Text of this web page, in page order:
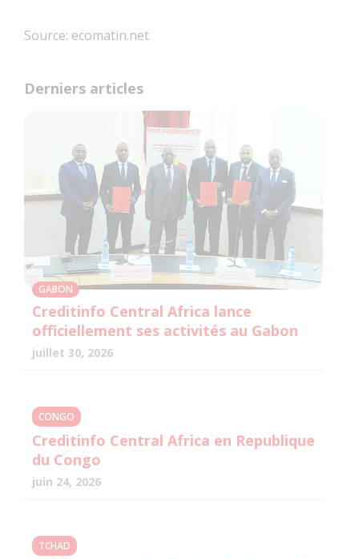
Source: ecomatin.net
Derniers articles
GABON
Creditinfo Central Africa lance
officiellement ses activités au Gabon
juillet 30, 2026
CONGO
Creditinfo Central Africa en Republique
du Congo
juin 24, 2026
TCHAD